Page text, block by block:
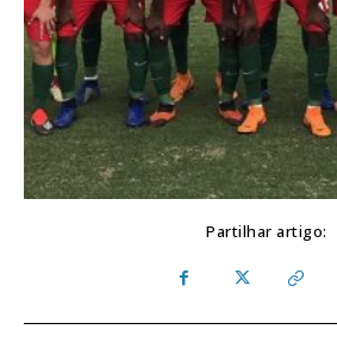
Partilhar artigo: